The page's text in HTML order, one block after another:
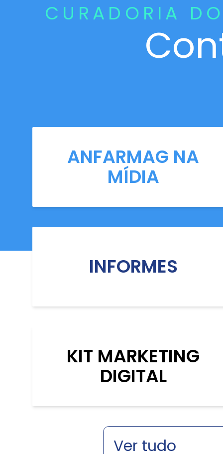
CURADORIA
ANFARMAG NA
MÍDIA
INFORMES
KIT MARKETING
DIGITAL